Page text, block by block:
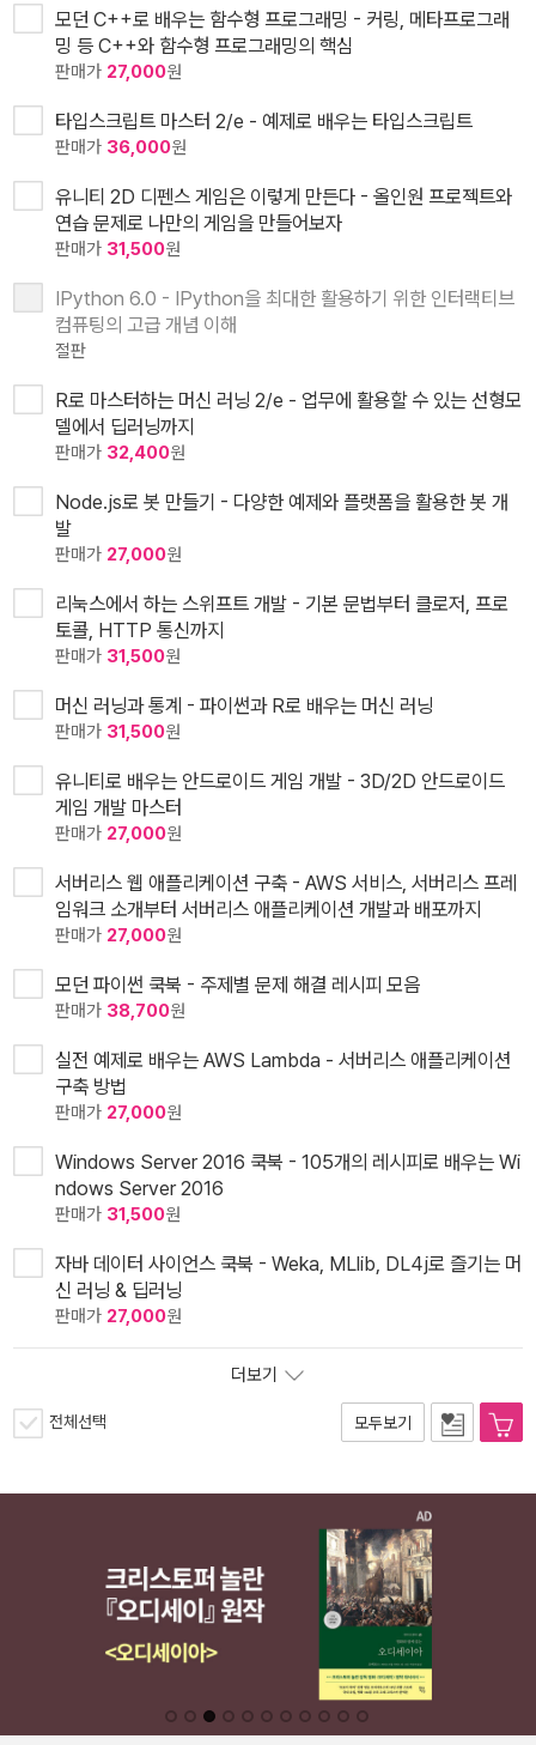
모던 C++로 배우는 함수형 프로그래밍 - 커링, 메타프로그래
밍 등 C++와 함수형 프로그래밍의 핵심
판매가 27,000원
타입스크립트 마스터 2/e - 예제로 배우는 타입스크립트
판매가 36,000원
유니티 2D 디펜스 게임은 이렇게 만든다 - 올인원 프로젝트와
연습 문제로 나만의 게임을 만들어보자
판매가 31,500원
IPython 6.0 - IPython을 최대한 활용하기 위한 인터랙티브
컴퓨팅의 고급 개념 이해
절판
R로 마스터하는 머신 러닝 2/e - 업무에 활용할 수 있는 선형모
델에서 딥러닝까지
판매가 32,400원
Node.js로 봇 만들기 - 다양한 예제와 플랫폼을 활용한 봇 개
발
판매가 27,000원
리눅스에서 하는 스위프트 개발 - 기본 문법부터 클로저, 프로
토콜, HTTP 통신까지
판매가 31,500원
머신 러닝과 통계 - 파이썬과 R로 배우는 머신 러닝
판매가 31,500원
유니티로 배우는 안드로이드 게임 개발 - 3D/2D 안드로이드
게임 개발 마스터
판매가 27,000원
서버리스 웹 애플리케이션 구축 - AWS 서비스, 서버리스 프레
임워크 소개부터 서버리스 애플리케이션 개발과 배포까지
판매가 27,000원
모던 파이썬 쿡북 - 주제별 문제 해결 레시피 모음
판매가 38,700원
실전 예제로 배우는 AWS Lambda - 서버리스 애플리케이션
구축 방법
판매가 27,000원
Windows Server 2016 쿡북 - 105개의 레시피로 배우는 Wi
ndows Server 2016
판매가 31,500원
자바 데이터 사이언스 쿡북 - Weka, MLlib, DL4j로 즐기는 머
신 러닝 & 딥러닝
판매가 27,000원
더보기
전체선택 모두보기